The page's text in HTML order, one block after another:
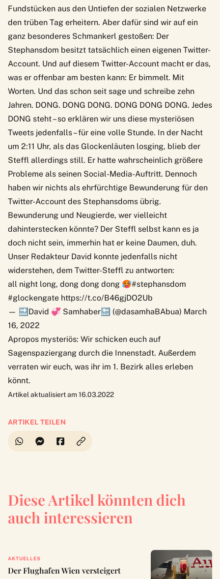
Fundstücken aus den Untiefen der sozialen Netzwerke
den trüben Tag erheitern. Aber dafür sind wir auf ein
ganz besonderes Schmankerl gestoßen: Der
Stephansdom besitzt tatsächlich einen eigenen Twitter-
Account. Und auf diesem Twitter-Account macht er das,
was er offenbar am besten kann: Er bimmelt. Mit
Worten. Und das schon seit sage und schreibe zehn
Jahren. DONG. DONG DONG. DONG DONG DONG. Jedes
DONG steht – so erklären wir uns diese mysteriösen
Tweets jedenfalls – für eine volle Stunde. In der Nacht
um 2:11 Uhr, als das Glockenläuten losging, blieb der
Steffl allerdings still. Er hatte wahrscheinlich größere
Probleme als seinen Social-Media-Auftritt. Dennoch
haben wir nichts als ehrfürchtige Bewunderung für den
Twitter-Account des Stephansdoms übrig.
Bewunderung und Neugierde, wer vielleicht
dahinterstecken könnte? Der Steffl selbst kann es ja
doch nicht sein, immerhin hat er keine Daumen, duh.
Unser Redakteur David konnte jedenfalls nicht
widerstehen, dem Twitter-Steffl zu antworten:
all night long, dong dong dong 🥵#stephansdom
#glockengate https://t.co/B46gjDO2Ub
— 🔜David 💞 Samhaber🔙 (@dasamhaBAbua) March
16, 2022
Apropos mysteriös: Wir schicken euch auf
Sagenspaziergang durch die Innenstadt. Außerdem
verraten wir euch, was ihr im 1. Bezirk alles erleben
könnt.
Artikel aktualisiert am 16.03.2022
ARTIKEL TEILEN
Diese Artikel könnten dich
auch interessieren
AKTUELLES
Der Flughafen Wien versteigert